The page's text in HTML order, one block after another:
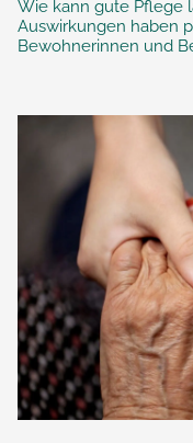
Wie kann gute Pflege
Auswirkungen haben
Bewohnerinnen und